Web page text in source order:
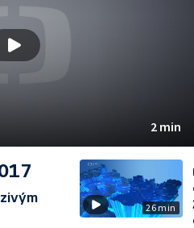
2 min
26 min